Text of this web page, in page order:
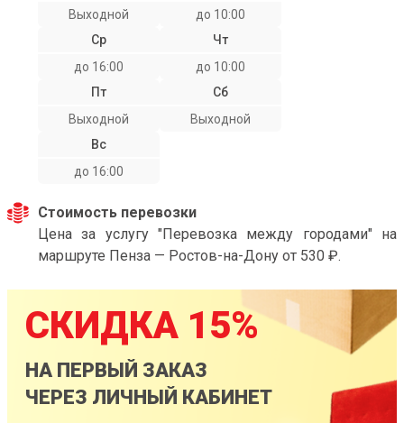
Выходной
до 10:00
Ср
до 16:00
Чт
до 10:00
Пт
Выходной
Сб
Выходной
Вс
до 16:00
Стоимость перевозки
Цена за услугу "Перевозка между городами" на
маршруте Пенза — Ростов-на-Дону от 530 ₽.
СКИДКА 15%
НА ПЕРВЫЙ ЗАКАЗ
ЧЕРЕЗ ЛИЧНЫЙ КАБИНЕТ